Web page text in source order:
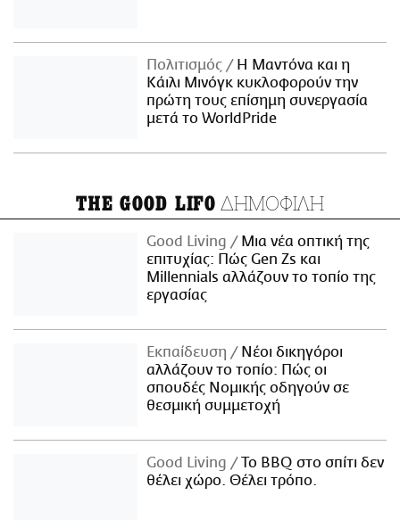
Πολιτισμός
Η Μαντόνα και η
Κάιλι Μινόγκ κυκλοφορούν την
πρώτη τους επίσημη συνεργασία
μετά το WorldPride
THE GOOD LIFO ΔΗΜΟΦΙΛΗ
Good Living
Μια νέα οπτική της
επιτυχίας: Πώς Gen Zs και
Millennials αλλάζουν το τοπίο της
εργασίας
Εκπαίδευση
Νέοι δικηγόροι
αλλάζουν το τοπίο: Πώς οι
σπουδές Νομικής οδηγούν σε
θεσμική συμμετοχή
Good Living
Το BBQ στο σπίτι δεν
θέλει χώρο. Θέλει τρόπο.